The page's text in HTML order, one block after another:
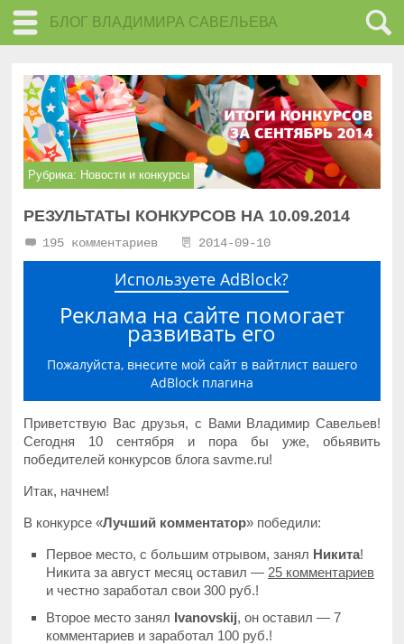
БЛОГ ВЛАДИМИРА САВЕЛЬЕВА
Рубрика: Новости и конкурсы
РЕЗУЛЬТАТЫ КОНКУРСОВ НА 10.09.2014
195 комментариев 2014-09-10
Используете AdBlock?
Реклама на сайте помогает
развивать его
Пожалуйста, внесите мой сайт в вайтлист вашего
AdBlock плагина
Приветствую Вас друзья, с Вами Владимир Савельев!
Сегодня 10 сентября и пора бы уже, обьявить
победителей конкурсов блога savme.ru!
Итак, начнем!
В конкурсе «Лучший комментатор» победили:
Первое место, с большим отрывом, занял Никита!
Никита за август месяц оставил — 25 комментариев
и честно заработал свои 300 руб.!
Второе место занял Ivanovskij, он оставил — 7
комментариев и заработал 100 руб.!